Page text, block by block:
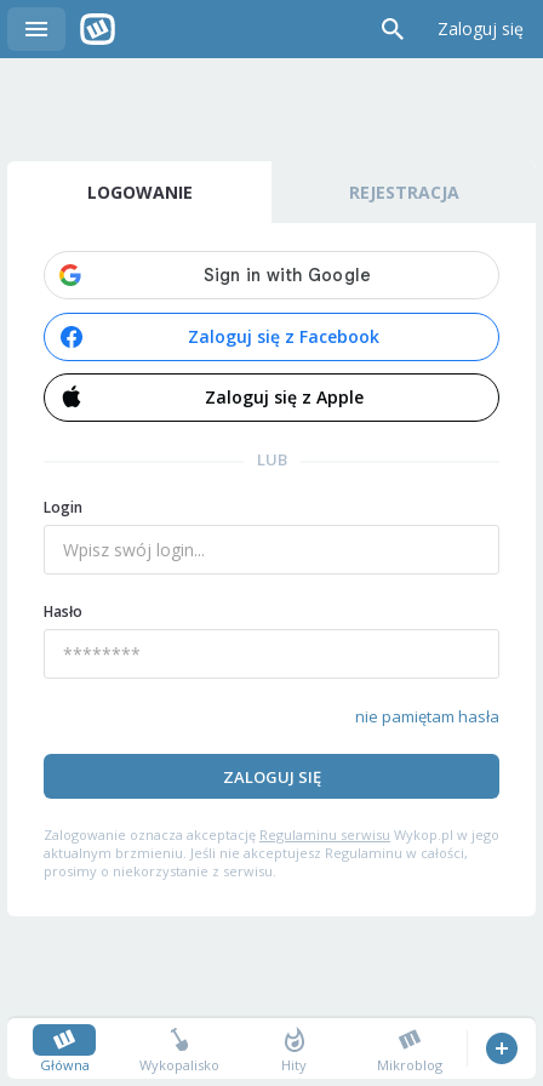
Zaloguj się
LOGOWANIE REJESTRACJA
Zaloguj się z Facebook
Zaloguj się z Apple
LUB
Login
Hasło
nie pamiętam hasła
ZALOGUJ SIĘ
Zalogowanie oznacza akceptację Regulaminu serwisu Wykop.pl w jego
aktualnym brzmieniu. Jeśli nie akceptujesz Regulaminu w całości,
prosimy o niekorzystanie z serwisu.
Główna Wykopalisko Hity Mikroblog